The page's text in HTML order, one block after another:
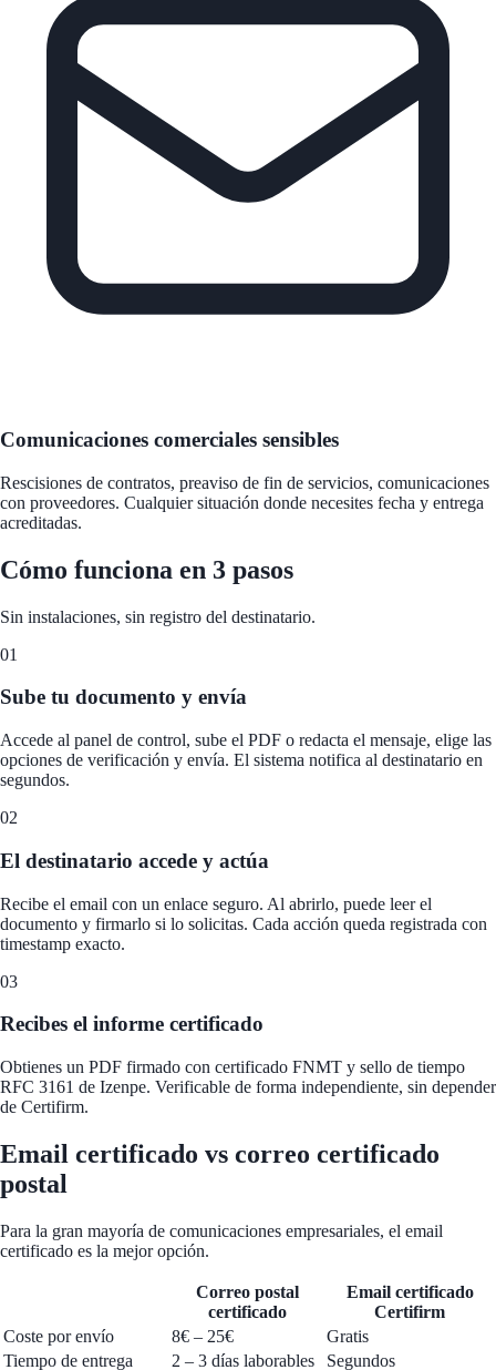
Comunicaciones comerciales sensibles
Rescisiones de contratos, preaviso de fin de servicios, comunicaciones
con proveedores. Cualquier situación donde necesites fecha y entrega
acreditadas.
Cómo funciona en 3 pasos
Sin instalaciones, sin registro del destinatario.
01
Sube tu documento y envía
Accede al panel de control, sube el PDF o redacta el mensaje, elige las
opciones de verificación y envía. El sistema notifica al destinatario en
segundos.
02
El destinatario accede y actúa
Recibe el email con un enlace seguro. Al abrirlo, puede leer el
documento y firmarlo si lo solicitas. Cada acción queda registrada con
timestamp exacto.
03
Recibes el informe certificado
Obtienes un PDF firmado con certificado FNMT y sello de tiempo
RFC 3161 de Izenpe. Verificable de forma independiente, sin depender
de Certifirm.
Email certificado vs correo certificado
postal
Para la gran mayoría de comunicaciones empresariales, el email
certificado es la mejor opción.
Correo postal
certificado
Email certificado
Certifirm
Coste por envío
8€ – 25€
Gratis
Tiempo de entrega
2 – 3 días laborables Segundos